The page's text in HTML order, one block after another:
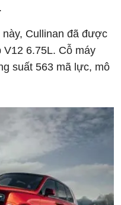
Cullinan đã được
6.75L. Cỗ máy
suất 563 mã lực, mô